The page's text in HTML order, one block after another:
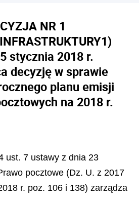
NR 1
1)
stycznia 2018 r.
decyzję w sprawie
planu emisji
na 2018 r.
ust. 7 ustawy z dnia 23
pocztowe (Dz. U. z 2017
r. poz. 106 i 138) zarządza